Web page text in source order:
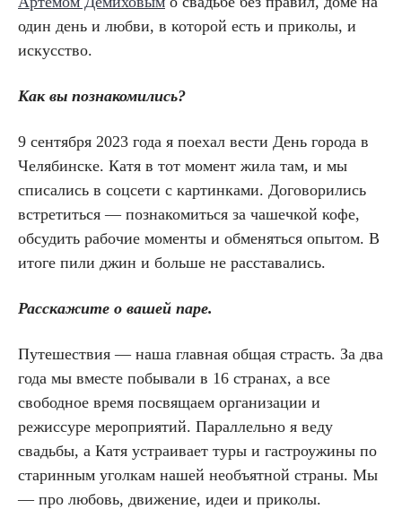
один день и любви, в которой есть и приколы, и
искусство.
Как вы познакомились?
9 сентября 2023 года я поехал вести День города в
Челябинске. Катя в тот момент жила там, и мы
списались в соцсети с картинками. Договорились
встретиться — познакомиться за чашечкой кофе,
обсудить рабочие моменты и обменяться опытом. В
итоге пили джин и больше не расставались.
Расскажите о вашей паре.
Путешествия — наша главная общая страсть. За два
года мы вместе побывали в 16 странах, а все
свободное время посвящаем организации и
режиссуре мероприятий. Параллельно я веду
свадьбы, а Катя устраивает туры и гастроужины по
старинным уголкам нашей необъятной страны. Мы
— про любовь, движение, идеи и приколы.